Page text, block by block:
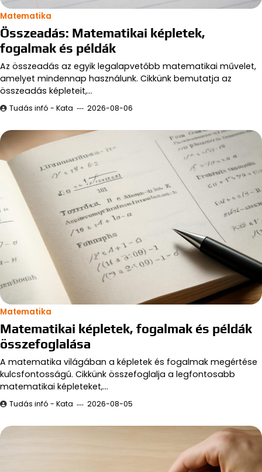
Matematika
Összeadás: Matematikai képletek,
fogalmak és példák
Az összeadás az egyik legalapvetőbb matematikai művelet,
amelyet mindennap használunk. Cikkünk bemutatja az
összeadás képleteit,…
Tudás infó - Kata 2026-08-06
Matematika
Matematikai képletek, fogalmak és példák
összefoglalása
A matematika világában a képletek és fogalmak megértése
kulcsfontosságú. Cikkünk összefoglalja a legfontosabb
matematikai képleteket,…
Tudás infó - Kata 2026-08-05